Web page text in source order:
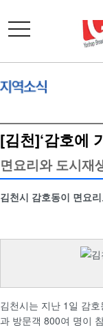
toggle
navigation
[김천]‘감호에
면요리와 도시
김천시 감호동이 면요
김천시는 지난 1일 감
과 방문객 800여 명이